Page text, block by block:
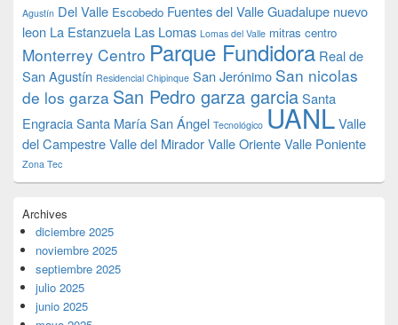
Agustín Del Valle Escobedo Fuentes del ValleGuadalupe nuevo
leon La Estanzuela Las Lomas Lomas del Valle mitras centro
Monterrey Centro Parque Fundidora Real de
San Agustín Residencial Chipinque San Jerónimo San nicolas
de los garza San Pedro garza garciaSanta
EngraciaSanta MaríaSan Ángel Tecnológico UANLValle
del CampestreValle del MiradorValle OrienteValle Poniente
Zona Tec
Archives
diciembre 2025
noviembre 2025
septiembre 2025
julio 2025
junio 2025